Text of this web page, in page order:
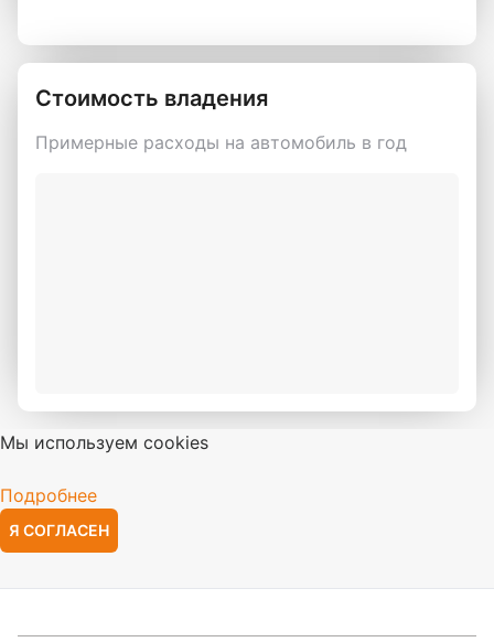
Стоимость владения
Примерные расходы на автомобиль в год
Мы используем cookies
Подробнее
Я СОГЛАСЕН